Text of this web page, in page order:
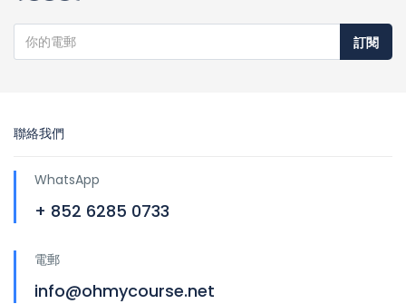
訂閱
聯絡我們
WhatsApp
+ 852 6285 0733
電郵
info@ohmycourse.net